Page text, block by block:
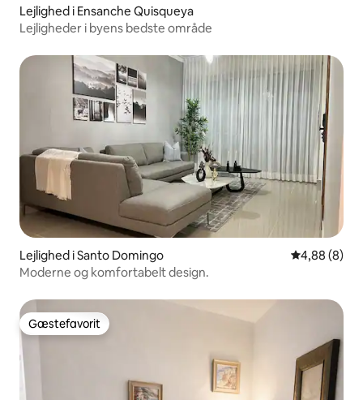
Lejlighed i Ensanche Quisqueya
Lejligheder i byens bedste område
Lejlighed i Santo Domingo 4,88 ud af 5
4,88 (8)
Moderne og komfortabelt design.
Gæstefavorit
Gæstefavorit